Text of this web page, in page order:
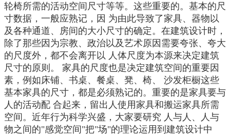
轮椅所需的活动空间尺寸等等。这些重要的。基本的尺
寸数据，一般应熟记，因 为由此导致了家具、器物以
及各种通道、房间的大小尺寸的确定。在建筑设计时，
除了那些因为宗教、政治以及艺术原因需要夸张、夸大
的尺度外，都不会离开以 人体尺度为本源来决定建筑
尺寸的原则。 家具的尺度也是决定建筑空间的重要因
素，例如床铺、书桌、餐桌、凳、椅、 沙发柜橱这些
基本家具的尺寸，都是必须熟记的。重要的是家具要与
人的活动配 合起来，留出人使用家具和搬运家具所需
空间。近年行为科学兴盛，大家要研究 人与人、人与
物之间的"感觉空间"把"场"的理论运用到建筑设计中